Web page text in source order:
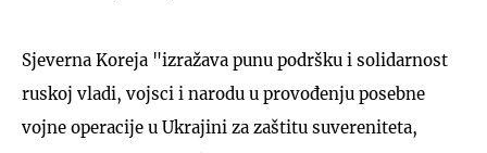
Sjeverna Koreja "izražava punu podršku i solidarnost
ruskoj vladi, vojsci i narodu u provođenju posebne
vojne operacije u Ukrajini za zaštitu suvereniteta,